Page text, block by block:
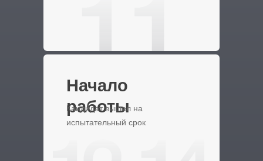
Начало
работы
Кандидат вышел на
испытательный срок